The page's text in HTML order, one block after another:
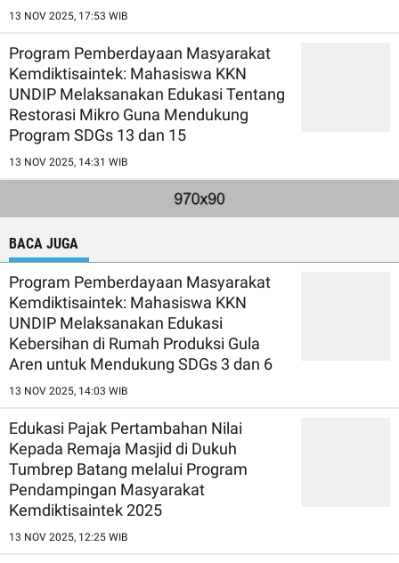
13 NOV 2025, 17:53 WIB
Program Pemberdayaan Masyarakat
Kemdiktisaintek: Mahasiswa KKN
UNDIP Melaksanakan Edukasi Tentang
Restorasi Mikro Guna Mendukung
Program SDGs 13 dan 15
13 NOV 2025, 14:31 WIB
BACA JUGA
Program Pemberdayaan Masyarakat
Kemdiktisaintek: Mahasiswa KKN
UNDIP Melaksanakan Edukasi
Kebersihan di Rumah Produksi Gula
Aren untuk Mendukung SDGs 3 dan 6
13 NOV 2025, 14:03 WIB
Edukasi Pajak Pertambahan Nilai
Kepada Remaja Masjid di Dukuh
Tumbrep Batang melalui Program
Pendampingan Masyarakat
Kemdiktisaintek 2025
13 NOV 2025, 12:25 WIB